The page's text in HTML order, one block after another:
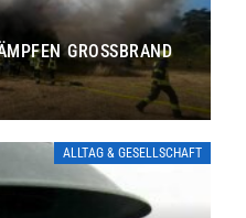
GROSSBRAND B
ALLTAG & GESELLSCHAFT